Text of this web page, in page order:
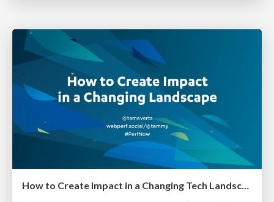
How to Create Impact in a Changing Tech Landscape [PerfNow 2023]